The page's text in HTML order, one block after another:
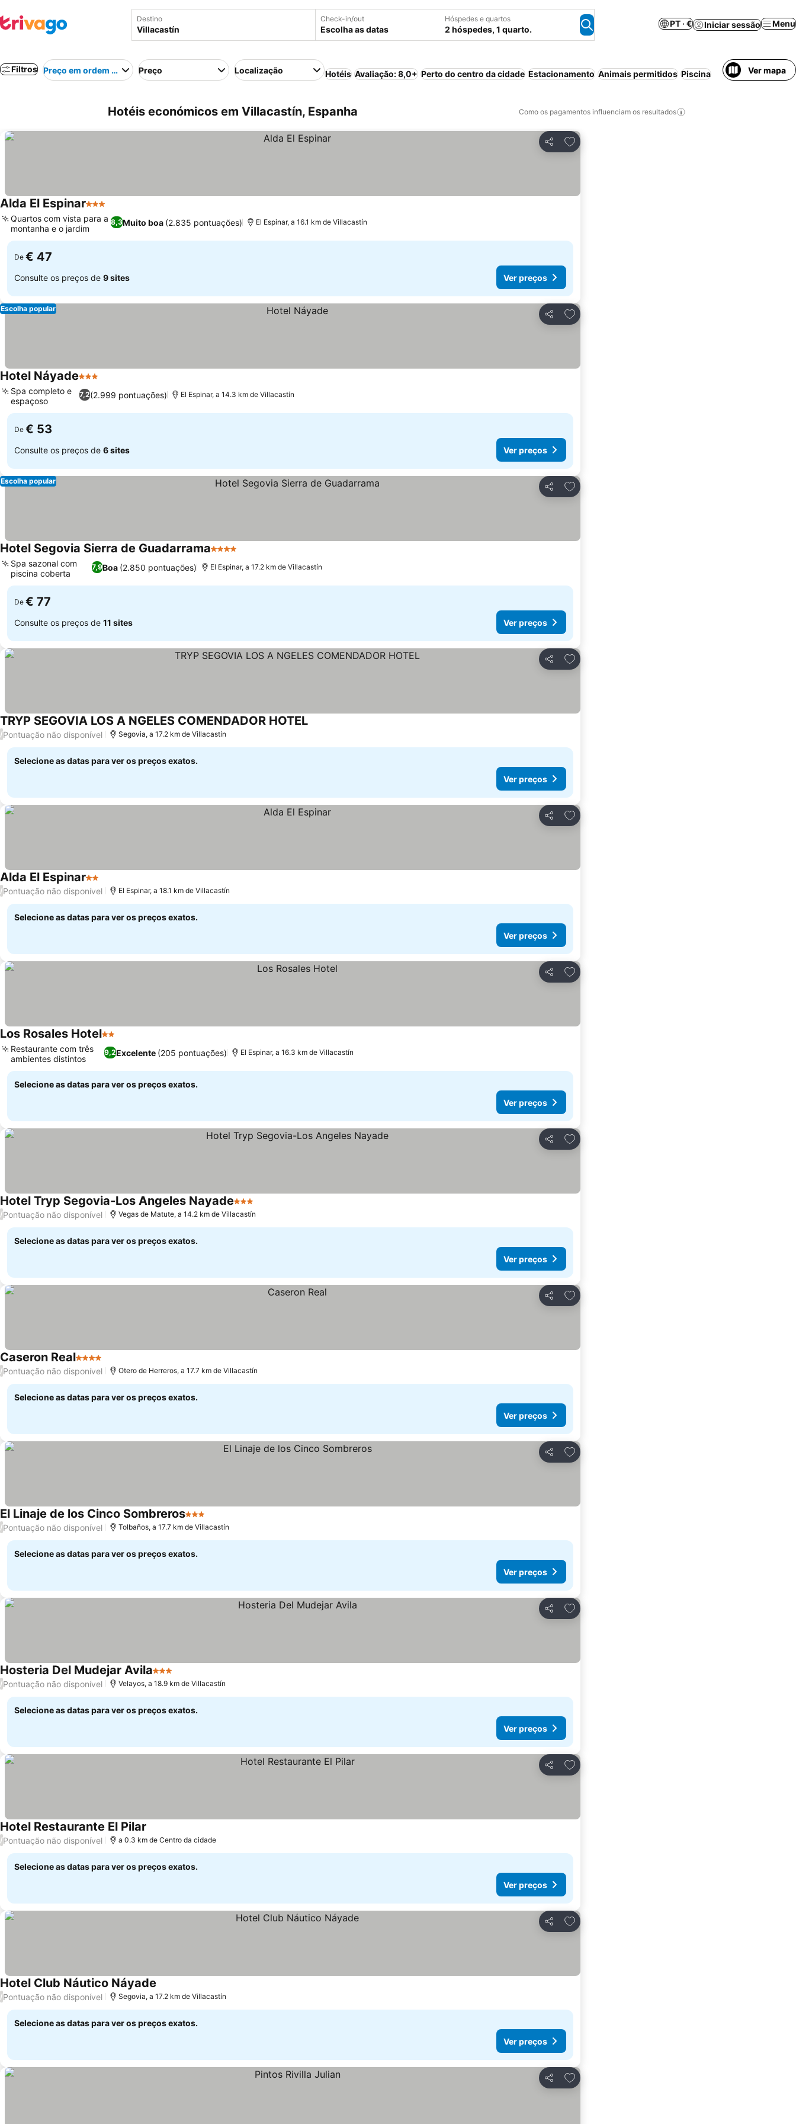
Destino Check-in/out
Escolha as datas
Hóspedes e quartos
2 hóspedes, 1 quarto.
PT · € Iniciar sessão Menu
Filtros Preço em ordem crescentePreço Localização Hotéis Avaliação: 8,0+ Perto do centro da cidade Estacionamento Animais permitidos Piscina Ver mapa
Hotéis económicos em Villacastín, Espanha Como os pagamentos influenciam os resultados
Partilhar
Adicionar aos favoritos
Alda El Espinar3 Estrelas
8,3Muito boa (2.835 pontuações)
Quartos com vista para a
montanha e o jardim
El Espinar, a 16.1 km de Villacastín
De € 47
Consulte os preços de 9 sites Ver preços
Partilhar
Adicionar aos favoritos
Escolha popular
Hotel Náyade3 Estrelas
7,2(2.999 pontuações)
Spa completo e
espaçoso
El Espinar, a 14.3 km de Villacastín
De € 53
Consulte os preços de 6 sites Ver preços
Partilhar
Adicionar aos favoritos
Escolha popular
Hotel Segovia Sierra de Guadarrama4 Estrelas
7,9Boa (2.850 pontuações)
Spa sazonal com
piscina coberta
El Espinar, a 17.2 km de Villacastín
De € 77
Consulte os preços de 11 sites Ver preços
Partilhar
Adicionar aos favoritos
TRYP SEGOVIA LOS A NGELES COMENDADOR HOTELVer preços
/Pontuação não disponível Segovia, a 17.2 km de Villacastín
Selecione as datas para ver os preços exatos.
Ver preços
Partilhar
Adicionar aos favoritos
Alda El Espinar2 EstrelasVer preços
/Pontuação não disponível El Espinar, a 18.1 km de Villacastín
Selecione as datas para ver os preços exatos.
Ver preços
Partilhar
Adicionar aos favoritos
Los Rosales Hotel2 Estrelas
9,2Excelente (205 pontuações)
Restaurante com três
ambientes distintos
El Espinar, a 16.3 km de Villacastín
Selecione as datas para ver os preços exatos.
Ver preços
Partilhar
Adicionar aos favoritos
Hotel Tryp Segovia-Los Angeles Nayade3 Estrelas
/Pontuação não disponível Vegas de Matute, a 14.2 km de Villacastín
Selecione as datas para ver os preços exatos.
Ver preços
Partilhar
Adicionar aos favoritos
Caseron Real4 EstrelasVer preços
/Pontuação não disponível Otero de Herreros, a 17.7 km de Villacastín
Selecione as datas para ver os preços exatos.
Ver preços
Partilhar
Adicionar aos favoritos
El Linaje de los Cinco Sombreros3 Estrelas
/Pontuação não disponível Tolbaños, a 17.7 km de Villacastín
Selecione as datas para ver os preços exatos.
Ver preços
Partilhar
Adicionar aos favoritos
Hosteria Del Mudejar Avila3 Estrelas
/Pontuação não disponível Velayos, a 18.9 km de Villacastín
Selecione as datas para ver os preços exatos.
Ver preços
Partilhar
Adicionar aos favoritos
Hotel Restaurante El Pilar
/Pontuação não disponível a 0.3 km de Centro da cidade
Selecione as datas para ver os preços exatos.
Ver preços
Partilhar
Adicionar aos favoritos
Hotel Club Náutico Náyade
/Pontuação não disponível Segovia, a 17.2 km de Villacastín
Selecione as datas para ver os preços exatos.
Ver preços
Partilhar
Adicionar aos favoritos